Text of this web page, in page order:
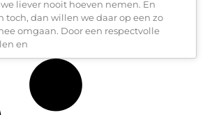
liever nooit hoeven nemen. En
toch, dan willen we daar op een zo
omgaan. Door een respectvolle
en